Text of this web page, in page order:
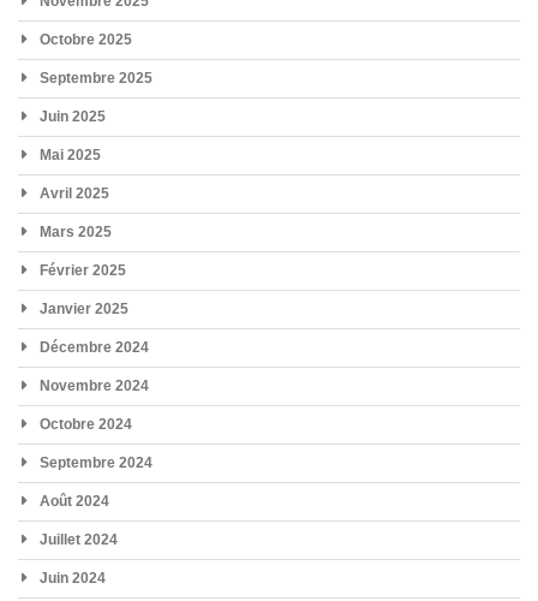
Octobre 2025
Septembre 2025
Juin 2025
Mai 2025
Avril 2025
Mars 2025
Février 2025
Janvier 2025
Décembre 2024
Novembre 2024
Octobre 2024
Septembre 2024
Août 2024
Juillet 2024
Juin 2024